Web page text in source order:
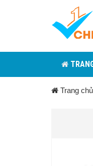
Trang chủ